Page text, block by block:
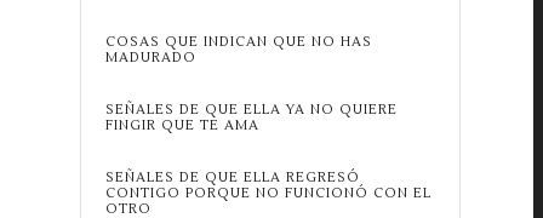
COSAS QUE INDICAN QUE NO HAS
MADURADO
SEÑALES DE QUE ELLA YA NO QUIERE
FINGIR QUE TE AMA
SEÑALES DE QUE ELLA REGRESÓ
CONTIGO PORQUE NO FUNCIONÓ CON EL
OTRO